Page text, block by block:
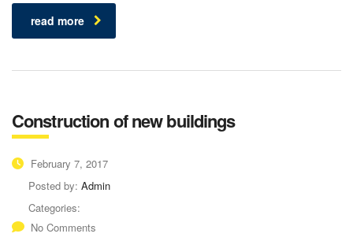
read more
Construction of new buildings
February 7, 2017
Posted by: Admin
Categories:
No Comments